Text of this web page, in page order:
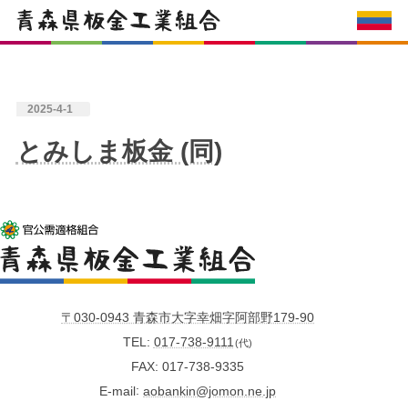
2025-4-1
とみしま板金 (同)
〒030-0943 青森市大字幸畑字阿部野179-90
TEL
017-738-9111 (代)
FAX 017-738-9335
E-mail aobankin@jomon.ne.jp